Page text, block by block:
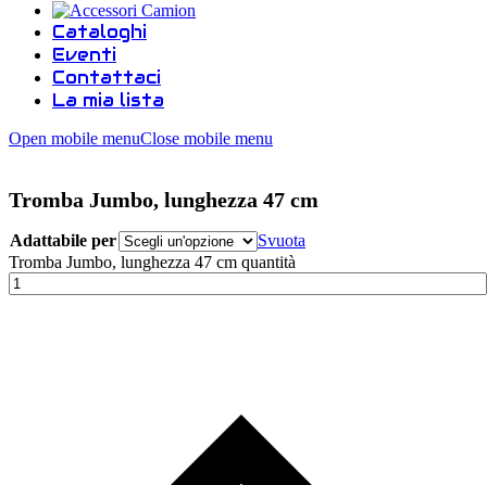
Cataloghi
Eventi
Contattaci
La mia lista
Open mobile menuClose mobile menu
Tromba Jumbo, lunghezza 47 cm
Adattabile per
Svuota
Tromba Jumbo, lunghezza 47 cm quantità